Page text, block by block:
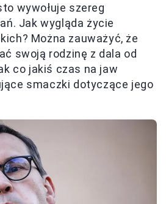
wywołuje szereg
Jak wygląda życie
Można zauważyć, że
swoją rodzinę z dala od
co jakiś czas na jaw
smaczki dotyczące jego